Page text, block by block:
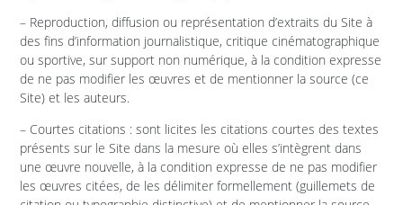
– Reproduction, diffusion ou représentation d’extraits du Site à
des fins d’information journalistique, critique cinématographique
ou sportive, sur support non numérique, à la condition expresse
de ne pas modifier les œuvres et de mentionner la source (ce
Site) et les auteurs.
– Courtes citations : sont licites les citations courtes des textes
présents sur le Site dans la mesure où elles s’intègrent dans
une œuvre nouvelle, à la condition expresse de ne pas modifier
les œuvres citées, de les délimiter formellement (guillemets de